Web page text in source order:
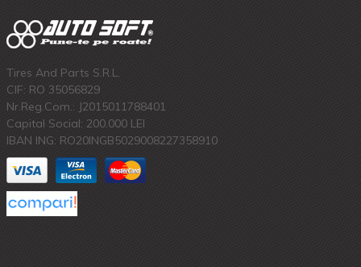
Tires And Parts S.R.L.
CIF: RO 35056829
Nr.Reg.Com.: J2015011788401
Capital Social: 200.000 LEI
IBAN ING: RO20INGB5029008227358910